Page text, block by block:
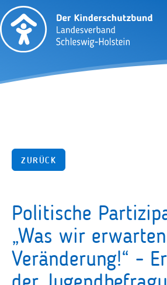
ZURÜCK
Politische
„Was wir
Veränderung!“ -